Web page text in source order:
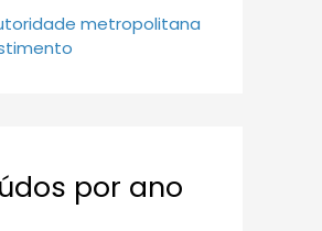
metropolitana
por ano